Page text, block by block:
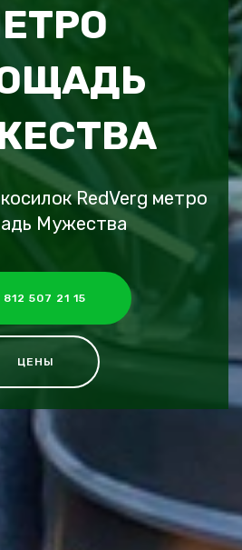
RedVerg метро
Мужества
812 507 21 15
ЦЕНЫ